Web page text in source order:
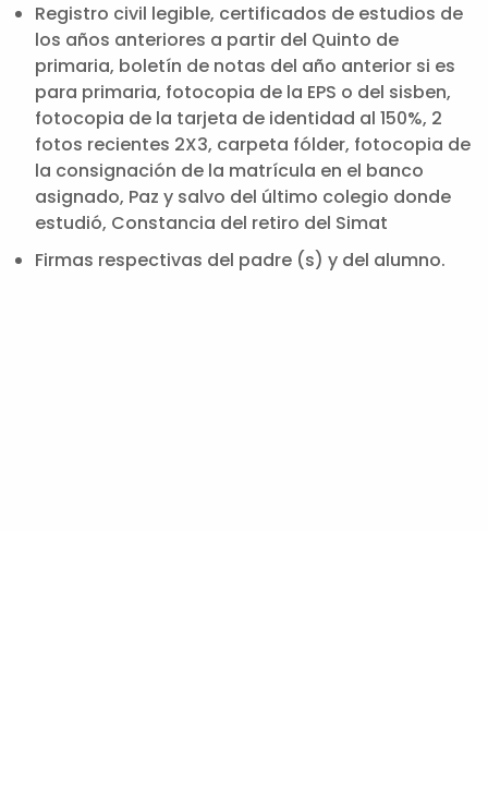
Registro civil legible, certificados de estudios de
los años anteriores a partir del Quinto de
primaria, boletín de notas del año anterior si es
para primaria, fotocopia de la EPS o del sisben,
fotocopia de la tarjeta de identidad al 150%, 2
fotos recientes 2X3, carpeta fólder, fotocopia de
la consignación de la matrícula en el banco
asignado, Paz y salvo del último colegio donde
estudió, Constancia del retiro del Simat
Firmas respectivas del padre (s) y del alumno.